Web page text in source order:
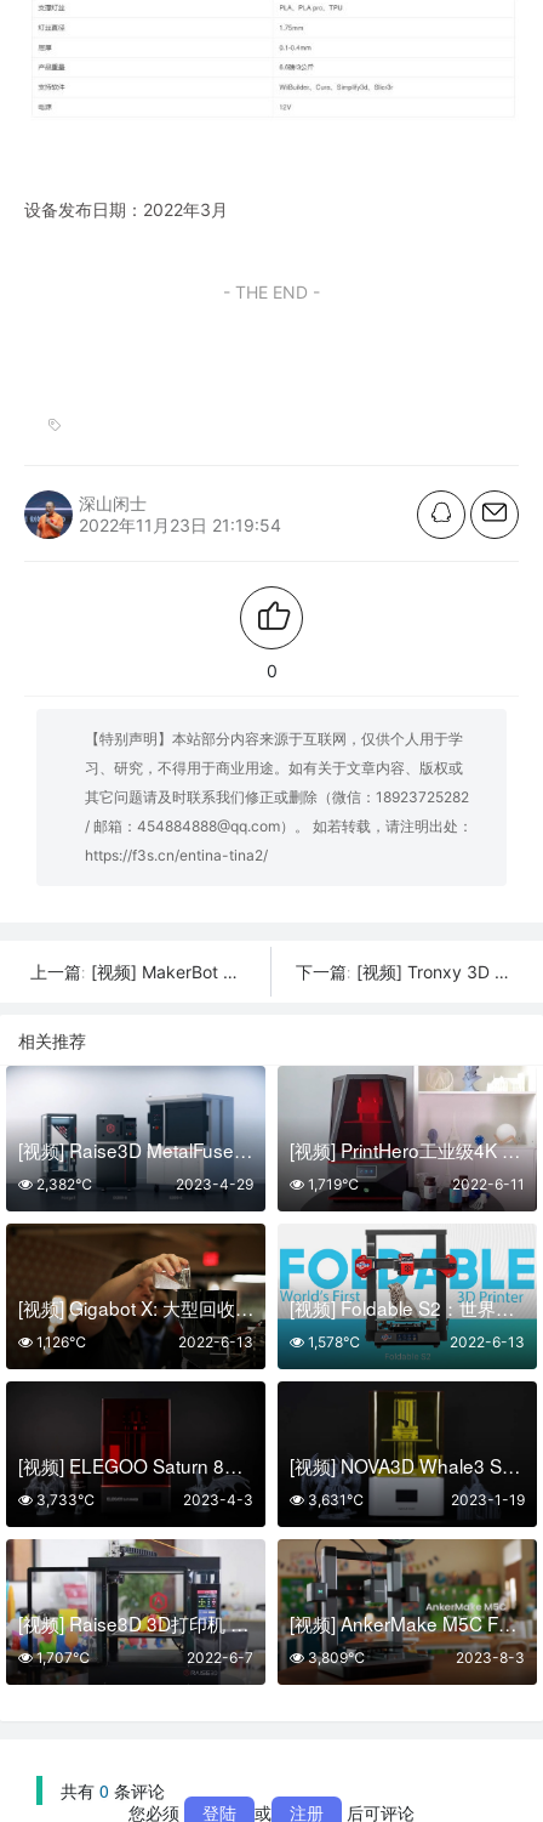
设备发布日期：2022年3月
- THE END -
深山闲士
2022年11月23日 21:19:54
0
【特别声明】本站部分内容来源于互联网，仅供个人用于学
习、研究，不得用于商业用途。如有关于文章内容、版权或
其它问题请及时联系我们修正或删除（微信：18923725282
/ 邮箱：454884888@qq.com）。 如若转载，请注明出处：
https://f3s.cn/entina-tina2/
上一篇: [视频] MakerBot SKETCH Large – 更大更大胆 下一篇: [视频] Tronxy 3D VEHO-600-2E 二进一出双挤出机大尺寸直驱3D打印机
相关推荐
[视频] Raise3D MetalFuse：Forge1、D200-E和S200-C 第二代桌面金属3D打印解决方案
2023-4-29
2,382℃
[视频] PrintHero工业级4K 大型光固化3D打印机
2022-6-11
1,719℃
[视频] Gigabot X: 大型回收塑料颗粒3D打印机
2022-6-13
1,126℃
[视频] Foldable S2：世界上第一台可折叠3D打印机
2022-6-13
1,578℃
[视频] ELEGOO Saturn 8K 10英寸单色LCD 光固化3D打印机
2023-4-3
3,733℃
[视频] NOVA3D Whale3 SE 10.3 英寸 8K 光固化3D打印机
2023-1-19
3,631℃
[视频] Raise3D 3D打印机 – 提高 3D 打印的标准
2022-6-7
1,707℃
[视频] AnkerMake M5C FDM 3D打印机：一键打印让乐趣变得真实
2023-8-3
3,809℃
共有 0 条评论
您必须 登陆 或 注册 后可评论